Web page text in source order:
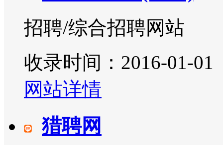
招聘/综合招聘网站
收录时间：2016-01-01
网站详情
猎聘网